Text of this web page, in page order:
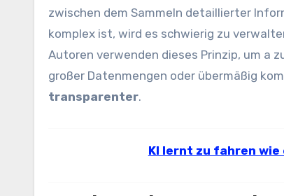
zwischen dem Sammeln detaillierter
komplex ist, wird es schwierig zu
Autoren verwenden dieses Prinzip, um a
großer Datenmengen oder übermäßig
transparenter.
KI lernt zu fahren wie